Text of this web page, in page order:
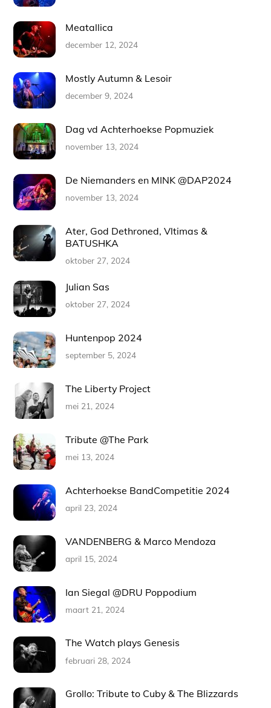
Meatallica
december 12, 2024
Mostly Autumn & Lesoir
december 9, 2024
Dag vd Achterhoekse Popmuziek
november 13, 2024
De Niemanders en MINK @DAP2024
november 13, 2024
Ater, God Dethroned, Vltimas &
BATUSHKA
oktober 27, 2024
Julian Sas
oktober 27, 2024
Huntenpop 2024
september 5, 2024
The Liberty Project
mei 21, 2024
Tribute @The Park
mei 13, 2024
Achterhoekse BandCompetitie 2024
april 23, 2024
VANDENBERG & Marco Mendoza
april 15, 2024
Ian Siegal @DRU Poppodium
maart 21, 2024
The Watch plays Genesis
februari 28, 2024
Grollo: Tribute to Cuby & The Blizzards